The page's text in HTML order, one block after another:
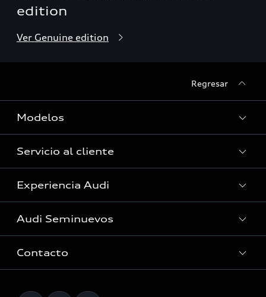
edition
Ver Genuine edition
Regresar
Modelos
Ver Modelos
Servicio al cliente
Audi Service
Concesionarios
Solicitud de cita online
Experiencia Audi
Noticias
Audi Plus
Audi Seminuevos
Buscador
Contacto
Atención al cliente